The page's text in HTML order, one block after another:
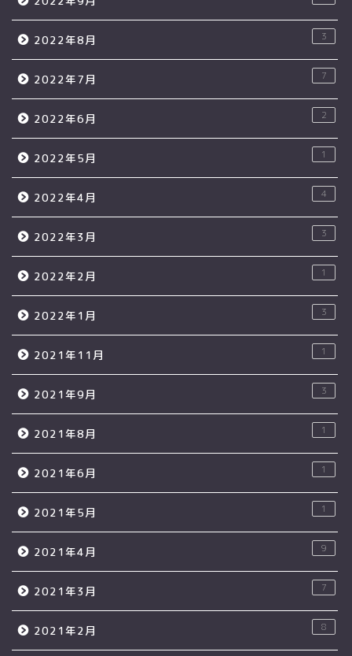
2022年8月 3
2022年7月 7
2022年6月 2
2022年5月 1
2022年4月 4
2022年3月 3
2022年2月 1
2022年1月 3
2021年11月 1
2021年9月 3
2021年8月 1
2021年6月 1
2021年5月 1
2021年4月 9
2021年3月 7
2021年2月 8